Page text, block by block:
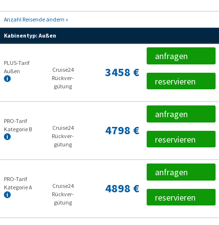
Anzahl Reisende ändern »
Kabinentyp: Außen
PLUS-Tarif
Außen
Cruise24
Rückver­
gütung
3458 €
anfragen
reservieren
PRO-Tarif
Kategorie B
Cruise24
Rückver­
gütung
4798 €
anfragen
reservieren
PRO-Tarif
Kategorie A
Cruise24
Rückver­
gütung
4898 €
anfragen
reservieren